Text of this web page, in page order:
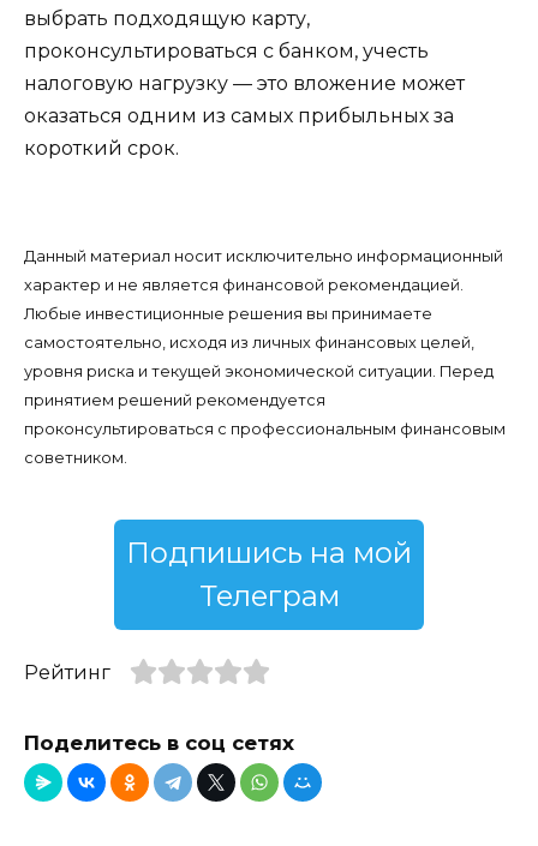
выбрать подходящую карту,
проконсультироваться с банком, учесть
налоговую нагрузку — это вложение может
оказаться одним из самых прибыльных за
короткий срок.
Данный материал носит исключительно информационный
характер и не является финансовой рекомендацией.
Любые инвестиционные решения вы принимаете
самостоятельно, исходя из личных финансовых целей,
уровня риска и текущей экономической ситуации. Перед
принятием решений рекомендуется
проконсультироваться с профессиональным финансовым
советником.
Подпишись на мой
Телеграм
Рейтинг
Поделитесь в соц сетях